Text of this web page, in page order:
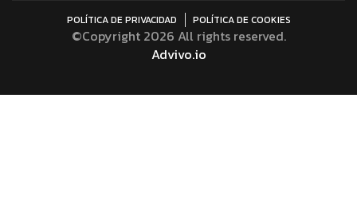
©Copyright 2026 All rights reserved.
Advivo.io
POLÍTICA DE PRIVACIDAD POLÍTICA DE COOKIES